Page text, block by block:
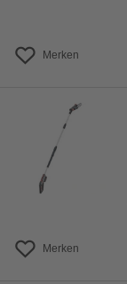
Merken
Merken